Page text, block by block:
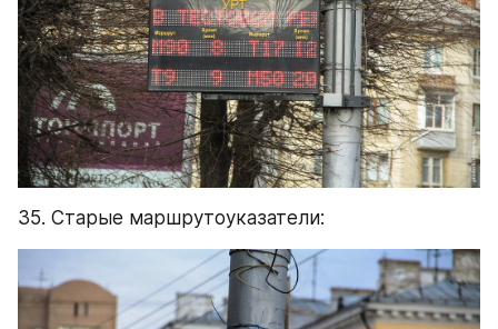
35. Старые маршрутоуказатели: